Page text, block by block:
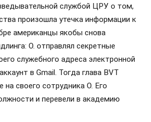
службой ЦРУ о том,
произошла утечка информации к
американцы якобы снова
О. отправлял секретные
служебного адреса электронной
в Gmail. Тогда глава BVT
на своего сотрудника О. Его
и перевели в академию